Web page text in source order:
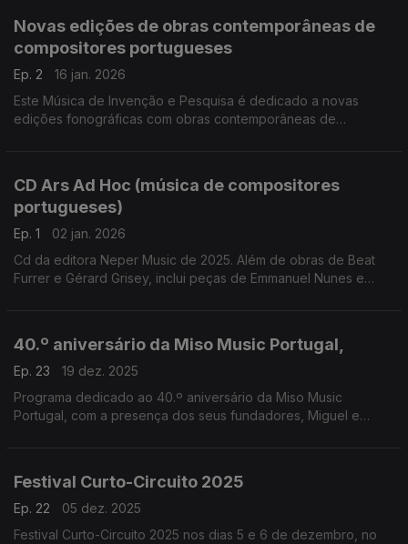
Novas edições de obras contemporâneas de
compositores portugueses
Ep. 2
16 jan. 2026
Este Música de Invenção e Pesquisa é dedicado a novas
edições fonográficas com obras contemporâneas de
CD Ars Ad Hoc (música de compositores
portugueses)
Ep. 1
02 jan. 2026
Cd da editora Neper Music de 2025. Além de obras de Beat
Furrer e Gérard Grisey, inclui peças de Emmanuel Nunes e
40.º aniversário da Miso Music Portugal,
Ep. 23
19 dez. 2025
Programa dedicado ao 40.º aniversário da Miso Music
Portugal, com a presença dos seus fundadores, Miguel e
Festival Curto-Circuito 2025
Ep. 22
05 dez. 2025
Festival Curto-Circuito 2025 nos dias 5 e 6 de dezembro, no